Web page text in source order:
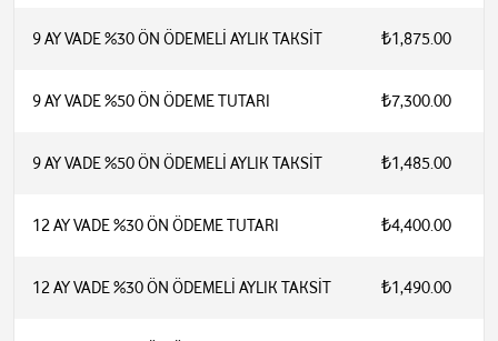
9 AY VADE %30 ÖN ÖDEMELİ AYLIK TAKSİT ₺1,875.00
9 AY VADE %50 ÖN ÖDEME TUTARI ₺7,300.00
9 AY VADE %50 ÖN ÖDEMELİ AYLIK TAKSİT ₺1,485.00
12 AY VADE %30 ÖN ÖDEME TUTARI ₺4,400.00
12 AY VADE %30 ÖN ÖDEMELİ AYLIK TAKSİT ₺1,490.00